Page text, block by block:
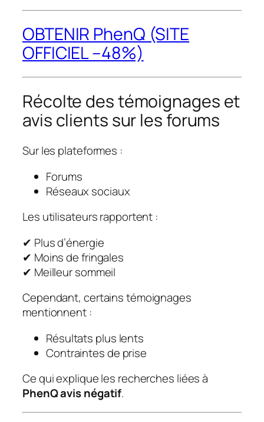
OBTENIR PhenQ (SITE
OFFICIEL –48%)
Récolte des témoignages et
avis clients sur les forums
Sur les plateformes :
Forums
Réseaux sociaux
Les utilisateurs rapportent :
✔ Plus d’énergie
✔ Moins de fringales
✔ Meilleur sommeil
Cependant, certains témoignages
mentionnent :
Résultats plus lents
Contraintes de prise
Ce qui explique les recherches liées à
PhenQ avis négatif.